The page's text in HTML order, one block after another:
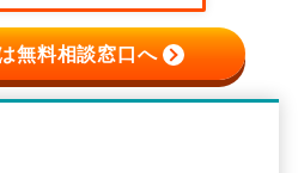
無料相談窓口へ